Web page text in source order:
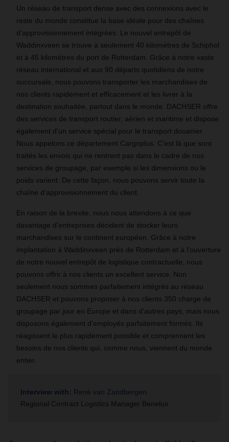
Un réseau de transport dense avec des connexions avec le
reste du monde constitue la base idéale pour des chaînes
d'approvisionnement intégrées. Le nouvel entrepôt de
Waddinxveen se trouve à seulement 40 kilomètres de Schiphol
et à 45 kilomètres du port de Rotterdam. Grâce à notre vaste
réseau international et aux 90 départs quotidiens de notre
succursale, nous pouvons transporter les marchandises de
nos clients rapidement et efficacement et les livrer à la
destination souhaitée, partout dans le monde. DACHSER offre
des services de transport routier, aérien et maritime et dispose
également d'un service spécial pour le transport douanier.
Nous appelons ce département Cargoplus. C'est là que sont
traités les envois qui ne rentrent pas dans le cadre de nos
services de groupage, par exemple si les dimensions ou le
poids varient. De cette façon, nous pouvons servir toute la
chaîne d'approvisionnement du client.
En raison de la brexite, nous nous attendons à ce que
davantage d'entreprises décident de stocker leurs
marchandises sur le continent européen. Grâce à notre
implantation à Waddinxveen près de Rotterdam et à l'ouverture
de notre nouvel entrepôt de logistique contractuelle, nous
pouvons offrir à nos clients un excellent service. Non
seulement nous sommes parfaitement intégrés au réseau
DACHSER et pouvons proposer à nos clients 350 charge de
groupage par jour en Europe et dans d'autres pays, mais nous
disposons également d’employés parfaitement formés. Ils
réagissent le plus rapidement possible et comprennent les
besoins de nos clients qui, comme nous, viennent du monde
entier.
Interview with: René van Zandbergen
Regional Contract Logistics Manager Benelux